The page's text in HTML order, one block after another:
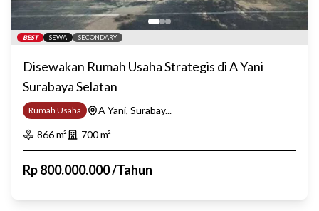
BEST SEWA SECONDARY
Disewakan Rumah Usaha Strategis di A Yani
Surabaya Selatan
Rumah Usaha
A Yani, Surabay...
866m² 700m²
Rp800.000.000/Tahun